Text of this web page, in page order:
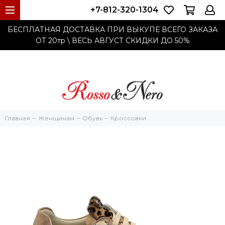
БЕСПЛАТНАЯ ДОСТАВКА ПРИ ВЫКУПЕ ВСЕГО ЗАКАЗА
ОТ 20тр \ ВЕСЬ АВГУСТ СКИДКИ ДО 50%
+7-812-320-1304
Главная Женщинам Обувь Кроссовки